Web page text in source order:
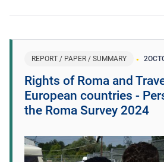
REPORT / PAPER / SUMMARY 2
Rights of Roma and
European countries -
the Roma Survey 2024